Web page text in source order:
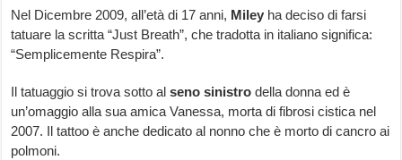
Nel Dicembre 2009, all’età di 17 anni, Miley ha deciso di farsi
tatuare la scritta “Just Breath”, che tradotta in italiano significa:
“Semplicemente Respira”.
Il tatuaggio si trova sotto alseno sinistro della donna ed è
un’omaggio alla sua amica Vanessa, morta di fibrosi cistica nel
2007. Il tattoo è anche dedicato al nonno che è morto di cancro ai
polmoni.